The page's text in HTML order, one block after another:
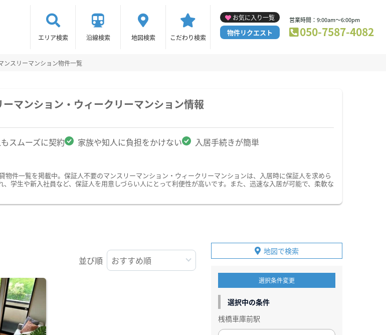
エリア検索 沿線検索 地図検索 こだわり検索
お気に入り一覧
物件リクエスト
営業時間：9:00am～6:00pm
050-7587-4082
ンスリーマンション物件一覧
マンション・ウィークリーマンション情報
スムーズに契約 家族や知人に負担をかけない 入居手続きが簡単
件一覧を掲載中。保証人不要のマンスリーマンション・ウィークリーマンションは、入居時に保証人を求めら
学生や新入社員など、保証人を用意しづらい人にとって利便性が高いです。また、迅速な入居が可能で、柔軟な
並び順
地図で検索
選択条件変更
選択中の条件
桟橋車庫前駅